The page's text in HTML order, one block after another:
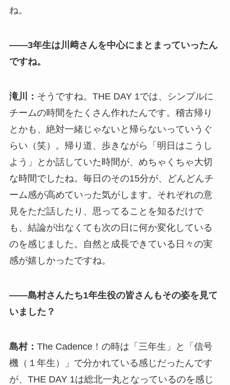
ね。
――3年生は川﨑さんを中心にまとまっていったん
ですね。
滝川： そうですね。THE DAY 1では、シンプルに
チームの時間をたくさん作れたんです。稽古帰り
とかも、絶対一緒じゃないと帰らないっていうぐ
らい（笑）。帰り道、歩きながら「明日はこうし
よう」とか話していた時間が、めちゃくちゃ大切
な時間でしたね。毎日のその15分が、どんどんチ
ーム感が高めていった気がします。それぞれの意
見をただ話したり、思ってることを知るだけで
も、結論が出なくても次の日に何か変化している
のを感じました。自然と成長できている日々の実
感が嬉しかったですね。
――島村さんたち1年生役の皆さんもその姿を見て
いました？
島村： The Cadence！の時は「三年生」と「信号
機（１年生）」で分かれている感じだったんです
が、THE DAY 1は総北一丸となっているのを感じ